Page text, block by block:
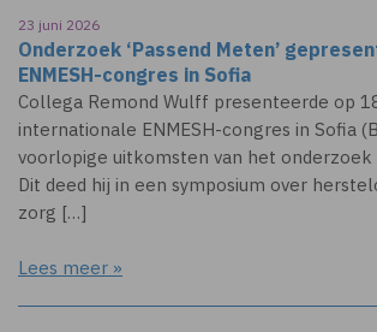
23 juni 2026
Onderzoek ‘Passend Meten’
ENMESH-congres in Sofia
Collega Remond Wulff presenteerde op
internationale ENMESH-congres in Sofia
voorlopige uitkomsten van het onderzoek
Dit deed hij in een symposium over
zorg […]
Lees meer »